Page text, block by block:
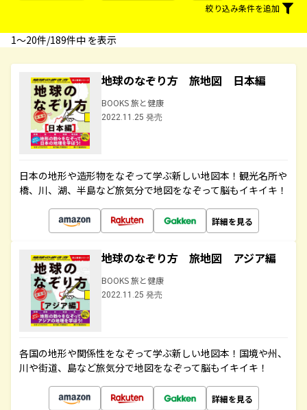
絞り込み条件を追加
1〜20件/189件中 を表示
地球のなぞり方 旅地図 日本編
BOOKS 旅と健康
2022.11.25 発売
日本の地形や造形物をなぞって学ぶ新しい地図本！観光名所や
橋、川、湖、半島など旅気分で地図をなぞって脳もイキイキ！
詳細を見る
地球のなぞり方 旅地図 アジア編
BOOKS 旅と健康
2022.11.25 発売
各国の地形や関係性をなぞって学ぶ新しい地図本！国境や州、
川や街道、島など旅気分で地図をなぞって脳もイキイキ！
詳細を見る